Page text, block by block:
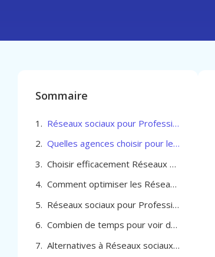
Sommaire
Réseaux sociaux pour Professionnel de service à Berchem-Sainte-Agathe
Quelles agences choisir pour les Réseaux sociaux pour Professionnel de service à Berchem-Sainte-Agathe
Choisir efficacement Réseaux sociaux pour Professionnel de service à Berchem-Sainte-Agathe
Comment optimiser les Réseaux sociaux pour Professionnel de service à Berchem-Sainte-Agathe
Réseaux sociaux pour Professionnel de service à Berchem-Sainte-Agathe
Combien de temps pour voir des résultats avec les réseaux sociaux à Berchem-Sainte-Agathe
Alternatives à Réseaux sociaux pour Professionnel de service à Berchem-Sainte-Agathe